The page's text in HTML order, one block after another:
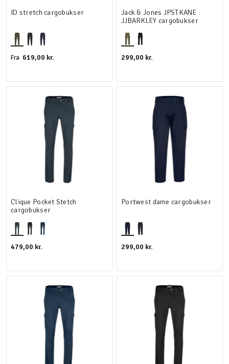
ID stretch cargobukser
Fra 619,00 kr.
Jack & Jones JPSTKANE
JJBARKLEY cargobukser
299,00 kr.
Clique Pocket Stetch
cargobukser
479,00 kr.
Portwest dame cargobukser
299,00 kr.